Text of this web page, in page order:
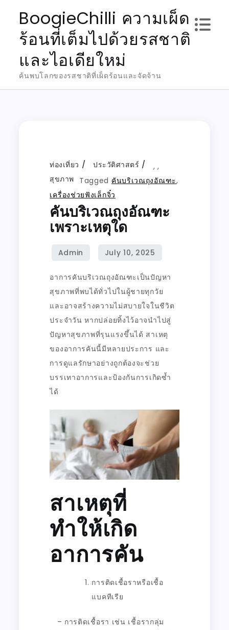
content
BoogieChilli ความเผ็ด
ร้อนที่เต็มไปด้วยรสชาติ
และไอเดียใหม่
ค้นพบโลกของรสชาติที่เผ็ดร้อนและจัดจ้าน
ท่องเที่ยว ,
ประวัติศาสตร์
,
สุขภาพ Tagged คันบริเวณถุงอัณฑะ,
เครื่องช่วยฟังเล็กจิ๋ว
คันบริเวณถุงอัณฑะ
เพราะเหตุใด
อาการคันบริเวณถุงอัณฑะเป็นปัญหา
สุขภาพที่พบได้ทั่วไปในผู้ชายทุกวัย
และอาจสร้างความไม่สบายใจในชีวิต
ประจำวัน หากปล่อยทิ้งไว้อาจนำไปสู่
ปัญหาสุขภาพที่รุนแรงขึ้นได้ สาเหตุ
ของอาการคันนี้มีหลายประการ และ
การดูแลรักษาอย่างถูกต้องจะช่วย
บรรเทาอาการและป้องกันการเกิดซ้ำ
ได้
สาเหตุที่
ทำให้เกิด
อาการคัน
การติดเชื้อราหรือเชื้อ
แบคทีเรีย
– การติดเชื้อรา เช่น เชื้อรากลุ่ม